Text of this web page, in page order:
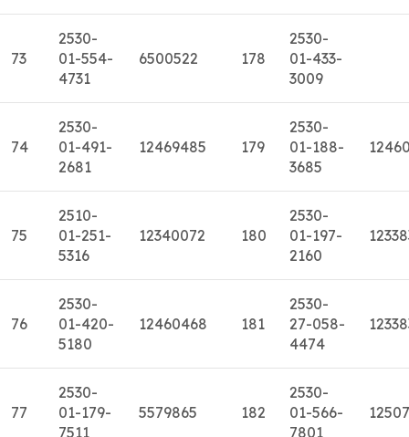
73
2530-
01-554-
4731
6500522 178
2530-
01-433-
3009
74
2530-
01-491-
2681
12469485 179
2530-
01-188-
3685
75
2510-
01-251-
5316
12340072 180
2530-
01-197-
2160
76
2530-
01-420-
5180
12460468 181
2530-
27-058-
4474
77
2530-
01-179-
7511
5579865 182
2530-
01-566-
7801